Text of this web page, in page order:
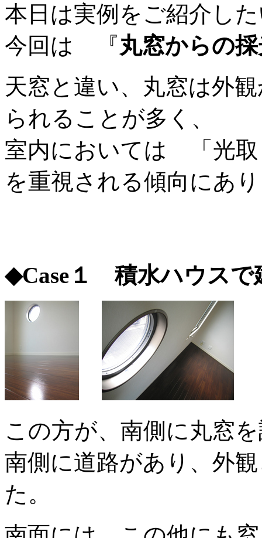
本日は実例をご紹介し
今回は 『丸窓からの
天窓と違い、丸窓は外
られることが多く、
室内においては 「光
を重視される傾向にあ
◆Case１ 積水ハウスで
この方が、南側に丸窓
南側に道路があり、外
た。